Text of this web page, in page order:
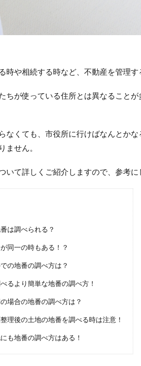
時や相続する時など、不動産を管理す
ちが使っている住所とは異なること
なくても、市役所に行けばなんとか
ません。
いて詳しくご紹介しますので、参考に
は調べられる？
同一の時もある！？
の地番の調べ方は？
るより簡単な地番の調べ方！
場合の地番の調べ方は？
理後の土地の地番を調べる時は注意！
も地番の調べ方はある！